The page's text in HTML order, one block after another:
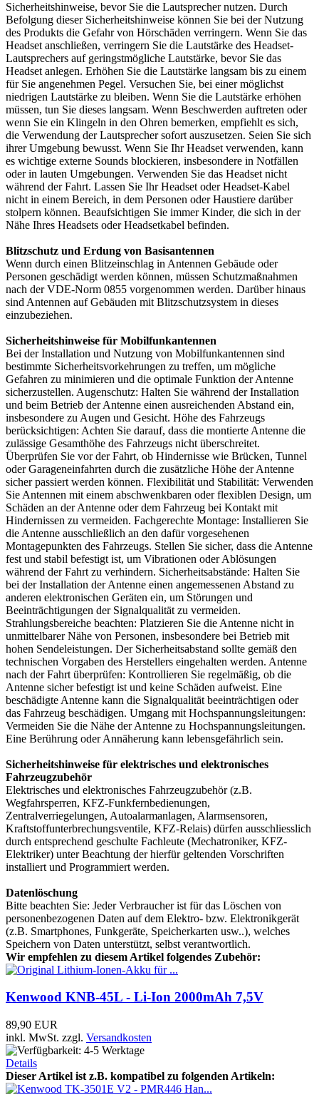
Sicherheitshinweise, bevor Sie die Lautsprecher nutzen. Durch
Befolgung dieser Sicherheitshinweise können Sie bei der Nutzung
des Produkts die Gefahr von Hörschäden verringern. Wenn Sie das
Headset anschließen, verringern Sie die Lautstärke des Headset-
Lautsprechers auf geringstmögliche Lautstärke, bevor Sie das
Headset anlegen. Erhöhen Sie die Lautstärke langsam bis zu einem
für Sie angenehmen Pegel. Versuchen Sie, bei einer möglichst
niedrigen Lautstärke zu bleiben. Wenn Sie die Lautstärke erhöhen
müssen, tun Sie dieses langsam. Wenn Beschwerden auftreten oder
wenn Sie ein Klingeln in den Ohren bemerken, empfiehlt es sich,
die Verwendung der Lautsprecher sofort auszusetzen. Seien Sie sich
ihrer Umgebung bewusst. Wenn Sie Ihr Headset verwenden, kann
es wichtige externe Sounds blockieren, insbesondere in Notfällen
oder in lauten Umgebungen. Verwenden Sie das Headset nicht
während der Fahrt. Lassen Sie Ihr Headset oder Headset-Kabel
nicht in einem Bereich, in dem Personen oder Haustiere darüber
stolpern können. Beaufsichtigen Sie immer Kinder, die sich in der
Nähe Ihres Headsets oder Headsetkabel befinden.
Blitzschutz und Erdung von Basisantennen
Wenn durch einen Blitzeinschlag in Antennen Gebäude oder
Personen geschädigt werden können, müssen Schutzmaßnahmen
nach der VDE-Norm 0855 vorgenommen werden. Darüber hinaus
sind Antennen auf Gebäuden mit Blitzschutzsystem in dieses
einzubeziehen.
Sicherheitshinweise für Mobilfunkantennen
Bei der Installation und Nutzung von Mobilfunkantennen sind
bestimmte Sicherheitsvorkehrungen zu treffen, um mögliche
Gefahren zu minimieren und die optimale Funktion der Antenne
sicherzustellen. Augenschutz: Halten Sie während der Installation
und beim Betrieb der Antenne einen ausreichenden Abstand ein,
insbesondere zu Augen und Gesicht. Höhe des Fahrzeugs
berücksichtigen: Achten Sie darauf, dass die montierte Antenne die
zulässige Gesamthöhe des Fahrzeugs nicht überschreitet.
Überprüfen Sie vor der Fahrt, ob Hindernisse wie Brücken, Tunnel
oder Garageneinfahrten durch die zusätzliche Höhe der Antenne
sicher passiert werden können. Flexibilität und Stabilität: Verwenden
Sie Antennen mit einem abschwenkbaren oder flexiblen Design, um
Schäden an der Antenne oder dem Fahrzeug bei Kontakt mit
Hindernissen zu vermeiden. Fachgerechte Montage: Installieren Sie
die Antenne ausschließlich an den dafür vorgesehenen
Montagepunkten des Fahrzeugs. Stellen Sie sicher, dass die Antenne
fest und stabil befestigt ist, um Vibrationen oder Ablösungen
während der Fahrt zu verhindern. Sicherheitsabstände: Halten Sie
bei der Installation der Antenne einen angemessenen Abstand zu
anderen elektronischen Geräten ein, um Störungen und
Beeinträchtigungen der Signalqualität zu vermeiden.
Strahlungsbereiche beachten: Platzieren Sie die Antenne nicht in
unmittelbarer Nähe von Personen, insbesondere bei Betrieb mit
hohen Sendeleistungen. Der Sicherheitsabstand sollte gemäß den
technischen Vorgaben des Herstellers eingehalten werden. Antenne
nach der Fahrt überprüfen: Kontrollieren Sie regelmäßig, ob die
Antenne sicher befestigt ist und keine Schäden aufweist. Eine
beschädigte Antenne kann die Signalqualität beeinträchtigen oder
das Fahrzeug beschädigen. Umgang mit Hochspannungsleitungen:
Vermeiden Sie die Nähe der Antenne zu Hochspannungsleitungen.
Eine Berührung oder Annäherung kann lebensgefährlich sein.
Sicherheitshinweise für elektrisches und elektronisches
Fahrzeugzubehör
Elektrisches und elektronisches Fahrzeugzubehör (z.B.
Wegfahrsperren, KFZ-Funkfernbedienungen,
Zentralverriegelungen, Autoalarmanlagen, Alarmsensoren,
Kraftstoffunterbrechungsventile, KFZ-Relais) dürfen ausschliesslich
durch entsprechend geschulte Fachleute (Mechatroniker, KFZ-
Elektriker) unter Beachtung der hierfür geltenden Vorschriften
installiert und Programmiert werden.
Datenlöschung
Bitte beachten Sie: Jeder Verbraucher ist für das Löschen von
personenbezogenen Daten auf dem Elektro- bzw. Elektronikgerät
(z.B. Smartphones, Funkgeräte, Speicherkarten usw..), welches
Speichern von Daten unterstützt, selbst verantwortlich.
Wir empfehlen zu diesem Artikel folgendes Zubehör:
Kenwood KNB-45L - Li-Ion 2000mAh 7,5V
89,90 EUR
inkl. MwSt. zzgl. Versandkosten
Details
Dieser Artikel ist z.B. kompatibel zu folgenden Artikeln: